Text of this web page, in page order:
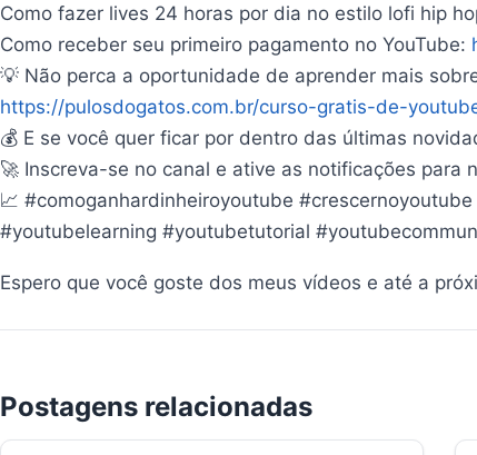
Como fazer lives 24 horas por dia no estilo lofi hip
Como receber seu primeiro pagamento no YouTube:
💡 Não perca a oportunidade de aprender mais
https://pulosdogatos.com.br/curso-gratis-de-
💰 E se você quer ficar por dentro das últimas
🚀 Inscreva-se no canal e ative as notificações para
📈 #comoganhardinheiroyoutube
#youtubelearning #youtubetutorial
Espero que você goste dos meus vídeos e até a
Postagens relacionadas